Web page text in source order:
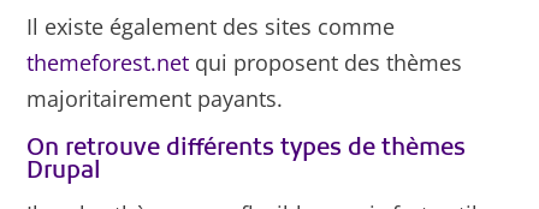
Il existe également des sites comme
themeforest.net qui proposent des thèmes
majoritairement payants.
On retrouve différents types de thèmes
Drupal